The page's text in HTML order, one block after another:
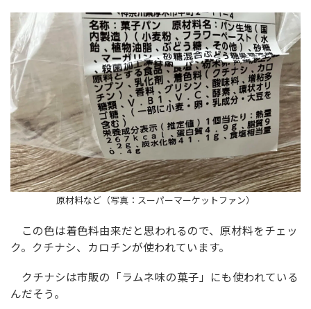
原材料など（写真：スーパーマーケットファン）
この色は着色料由来だと思われるので、原材料をチェッ
ク。クチナシ、カロチンが使われています。
クチナシは市販の「ラムネ味の菓子」にも使われている
んだそう。